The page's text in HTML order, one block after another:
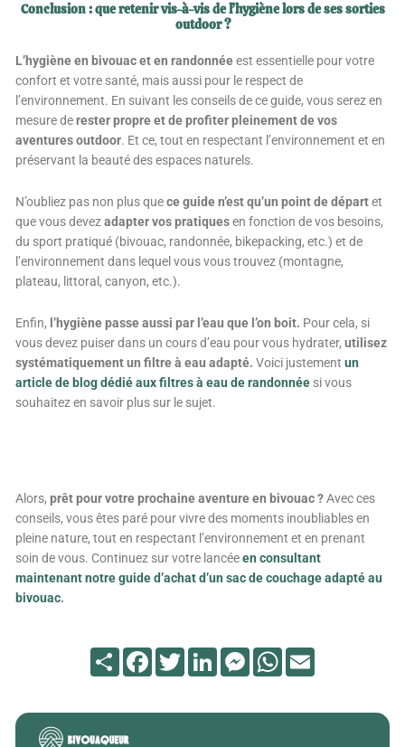
Conclusion : que retenir vis-à-vis de l’hygiène lors de ses sorties
outdoor ?
L’hygiène en bivouac et en randonnéeest essentielle pour votre
confort et votre santé, mais aussi pour le respect de
l’environnement. En suivant les conseils de ce guide, vous serez en
mesure derester propre et de profiter pleinement de vos
aventures outdoor. Et ce, tout en respectant l’environnement et en
préservant la beauté des espaces naturels.
N’oubliez pas non plus quece guide n’est qu’un point de départet
que vous devezadapter vos pratiquesen fonction de vos besoins,
du sport pratiqué (bivouac, randonnée, bikepacking, etc.) et de
l’environnement dans lequel vous vous trouvez (montagne,
plateau, littoral, canyon, etc.).
Enfin, l’hygiène passe aussi par l’eau que l’on boit. Pour cela, si
vous devez puiser dans un cours d’eau pour vous hydrater, utilisez
systématiquement un filtre à eau adapté.Voici justementun
article de blog dédié aux filtres à eau de randonnée si vous
souhaitez en savoir plus sur le sujet.
Alors,prêt pour votre prochaine aventure en bivouac ?Avec ces
conseils, vous êtes paré pour vivre des moments inoubliables en
pleine nature, tout en respectant l’environnement et en prenant
soin de vous. Continuez sur votre lancéeen consultant
maintenant notre guide d’achat d’un sac de couchage adapté au
bivouac.
PartagerFacebookTwitterLinkedInMessengerWhatsApp